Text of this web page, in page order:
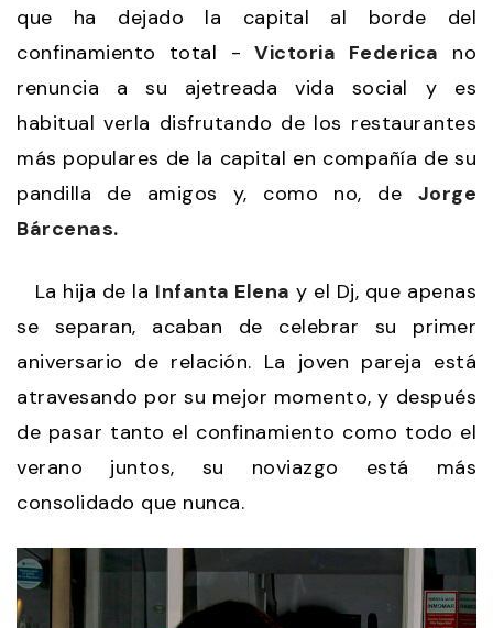
que ha dejado la capital al borde del
confinamiento total -Victoria Federica no
renuncia a su ajetreada vida social y es
habitual verla disfrutando de los restaurantes
más populares de la capital en compañía de su
pandilla de amigos y, como no, de Jorge
Bárcenas.
La hija de la Infanta Elena y el Dj, que apenas
se separan, acaban de celebrar su primer
aniversario de relación. La joven pareja está
atravesando por su mejor momento, y después
de pasar tanto el confinamiento como todo el
verano juntos, su noviazgo está más
consolidado que nunca.